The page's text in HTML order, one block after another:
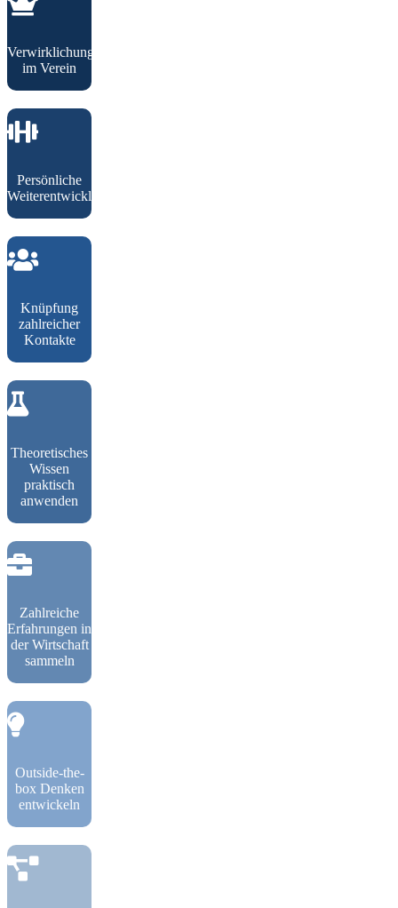
Verwirklichung
im Verein
Persönliche
Weiterentwicklung
Knüpfung
zahlreicher
Kontakte
Theoretisches
Wissen
praktisch
anwenden
Zahlreiche
Erfahrungen in
der Wirtschaft
sammeln
Outside-the-
box Denken
entwickeln